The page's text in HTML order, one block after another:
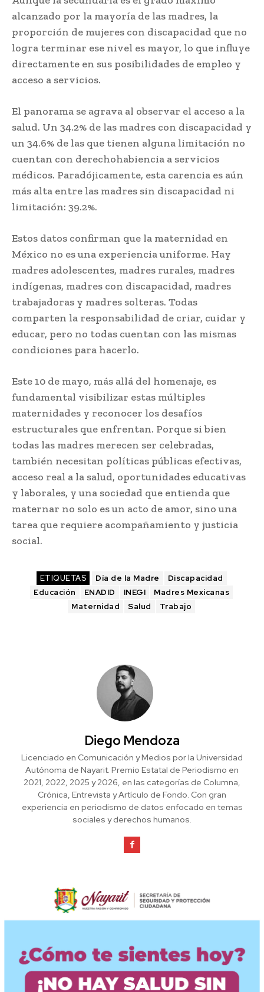
alcanzado por la mayoría de las madres, la
proporción de mujeres con discapacidad que no
logra terminar ese nivel es mayor, lo que influye
directamente en sus posibilidades de empleo y
acceso a servicios.
El panorama se agrava al observar el acceso a la
salud. Un 34.2% de las madres con discapacidad y
un 34.6% de las que tienen alguna limitación no
cuentan con derechohabiencia a servicios
médicos. Paradójicamente, esta carencia es aún
más alta entre las madres sin discapacidad ni
limitación: 39.2%.
Estos datos confirman que la maternidad en
México no es una experiencia uniforme. Hay
madres adolescentes, madres rurales, madres
indígenas, madres con discapacidad, madres
trabajadoras y madres solteras. Todas
comparten la responsabilidad de criar, cuidar y
educar, pero no todas cuentan con las mismas
condiciones para hacerlo.
Este 10 de mayo, más allá del homenaje, es
fundamental visibilizar estas múltiples
maternidades y reconocer los desafíos
estructurales que enfrentan. Porque si bien
todas las madres merecen ser celebradas,
también necesitan políticas públicas efectivas,
acceso real a la salud, oportunidades educativas
y laborales, y una sociedad que entienda que
maternar no solo es un acto de amor, sino una
tarea que requiere acompañamiento y justicia
social.
ETIQUETAS Día de la Madre
Discapacidad
Educación
ENADID INEGI
Madres Mexicanas
Maternidad
Salud Trabajo
Diego Mendoza
Licenciado en Comunicación y Medios por la Universidad
Autónoma de Nayarit. Premio Estatal de Periodismo en
2021, 2022, 2025 y 2026, en las categorías de Columna,
Crónica, Entrevista y Artículo de Fondo. Con gran
experiencia en periodismo de datos enfocado en temas
sociales y derechos humanos.